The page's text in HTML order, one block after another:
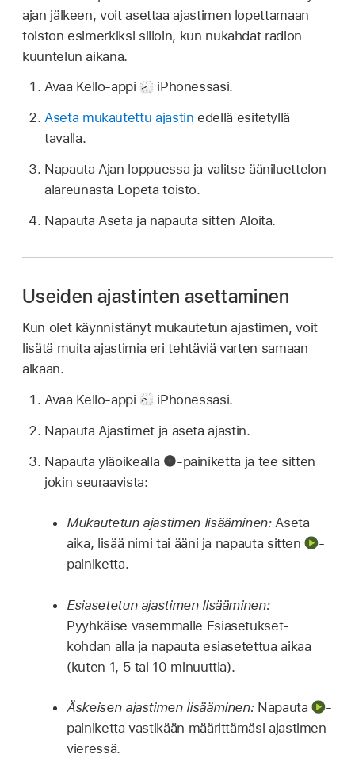
ajan jälkeen, voit asettaa ajastimen lopettamaan
toiston esimerkiksi silloin, kun nukahdat radion
kuuntelun aikana.
Avaa Kello-appi
iPhonessasi.
Aseta mukautettu ajastin edellä esitetyllä
tavalla.
Napauta Ajan loppuessa ja valitse ääniluettelon
alareunasta Lopeta toisto.
Napauta Aseta ja napauta sitten Aloita.
Useiden ajastinten asettaminen
Kun olet käynnistänyt mukautetun ajastimen, voit
lisätä muita ajastimia eri tehtäviä varten samaan
aikaan.
Avaa Kello-appi
iPhonessasi.
Napauta Ajastimet ja aseta ajastin.
Napauta yläoikealla
-painiketta ja tee sitten
jokin seuraavista:
Mukautetun ajastimen lisääminen:Aseta
aika, lisää nimi tai ääni ja napauta sitten
-
painiketta.
Esiasetetun ajastimen lisääminen:
Pyyhkäise vasemmalle Esiasetukset-
kohdan alla ja napauta esiasetettua aikaa
(kuten 1, 5 tai 10 minuuttia).
Äskeisen ajastimen lisääminen: Napauta
-
painiketta vastikään määrittämäsi ajastimen
vieressä.